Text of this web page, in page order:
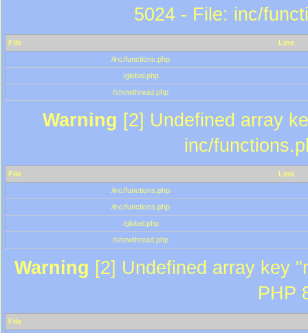
5024 - File: inc/
File
Line
/inc/functions.php
/global.php
/showthread.php
Warning [2] Undefined array
inc/
File
Line
/inc/functions.php
/inc/functions.php
/global.php
/showthread.php
Warning [2] Undefined array key
PHP
File